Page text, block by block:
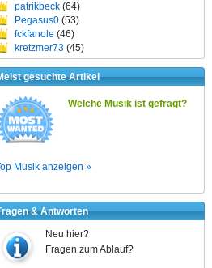
patrikbeck (64)
Pegasus0 (53)
fckfanole (46)
kretzmer73 (45)
gesuchte Artikel
Welche Musik ist gefragt?
Musik anzeigen »
& Antworten
Neu hier?
Fragen zum Ablauf?